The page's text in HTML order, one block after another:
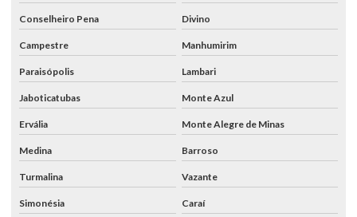
Conselheiro Pena Divino
Campestre Manhumirim
Paraisópolis Lambari
Jaboticatubas Monte Azul
Ervália Monte Alegre de Minas
Medina Barroso
Turmalina Vazante
Simonésia Caraí